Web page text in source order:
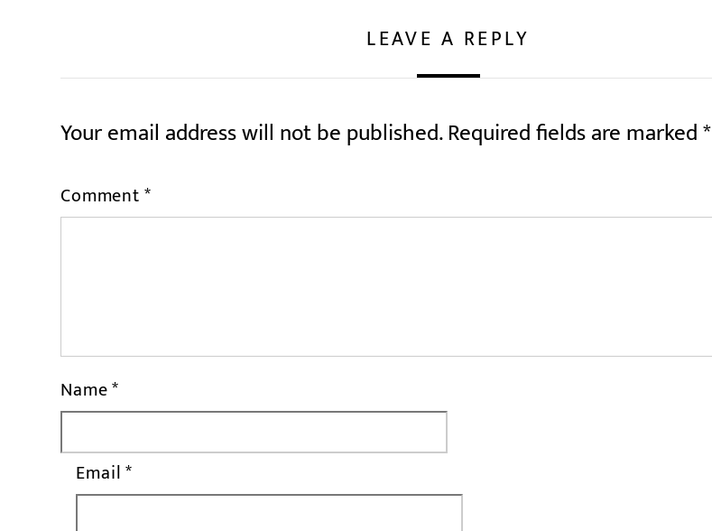
LEAVE A REPLY
Your email address will not be published.Required fields are marked*
Comment*
Name*
Email*